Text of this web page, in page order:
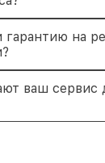
гарантию на
ваш сервис